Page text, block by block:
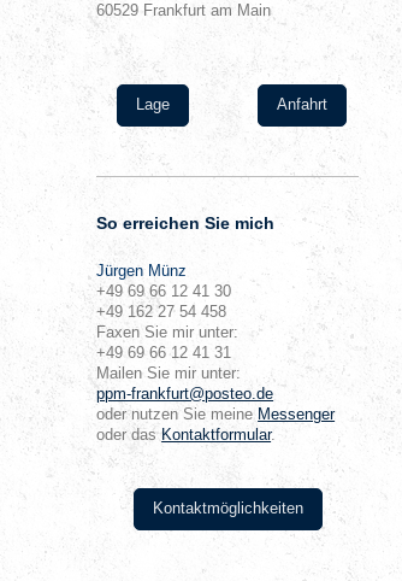
60529 Frankfurt am Main
Lage Anfahrt
So erreichen Sie mich
Jürgen Münz
+49 69 66 12 41 30
+49 162 27 54 458
Faxen Sie mir unter:
+49 69 66 12 41 31
Mailen Sie mir unter:
ppm-frankfurt@posteo.de
oder nutzen Sie meine Messenger
oder dasKontaktformular.
Kontaktmöglichkeiten